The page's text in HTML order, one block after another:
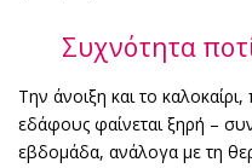
Συχνότητα
Την άνοιξη και το
εδάφους φαίνεται ξηρή –
εβδομάδα, ανάλογα με τη